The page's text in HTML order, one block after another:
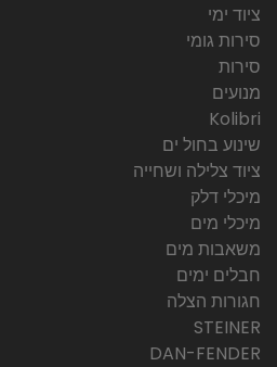
ציוד ימי
סירות גומי
סירות
מנועים
Kolibri
שינוע בחול ים
ציוד צלילה ושחייה
מיכלי דלק
מיכלי מים
משאבות מים
חבלים ימים
חגורות הצלה
STEINER
DAN-FENDER